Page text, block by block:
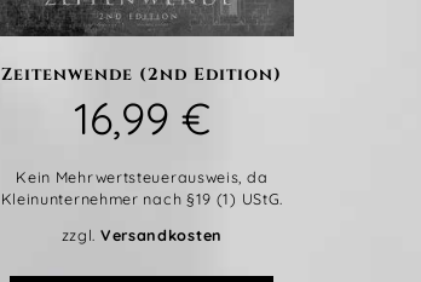
Zeitenwende (2nd Edition)
16,99 €
Kein Mehrwertsteuerausweis, da
Kleinunternehmer nach §19 (1) UStG.
zzgl. Versandkosten